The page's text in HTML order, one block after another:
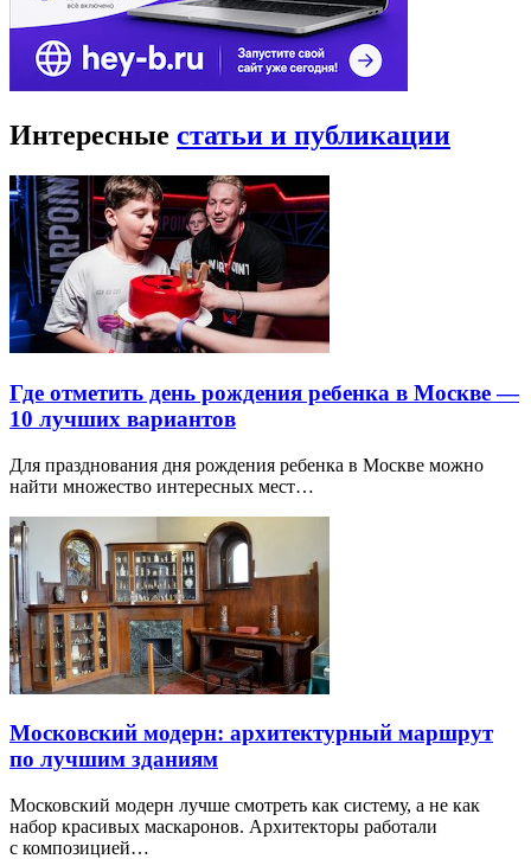
Интересные статьи и публикации
Где отметить день рождения ребенка в Москве —
10 лучших вариантов
Для празднования дня рождения ребенка в Москве можно
найти множество интересных мест…
Московский модерн: архитектурный маршрут
по лучшим зданиям
Московский модерн лучше смотреть как систему, а не как
набор красивых маскаронов. Архитекторы работали
с композицией…